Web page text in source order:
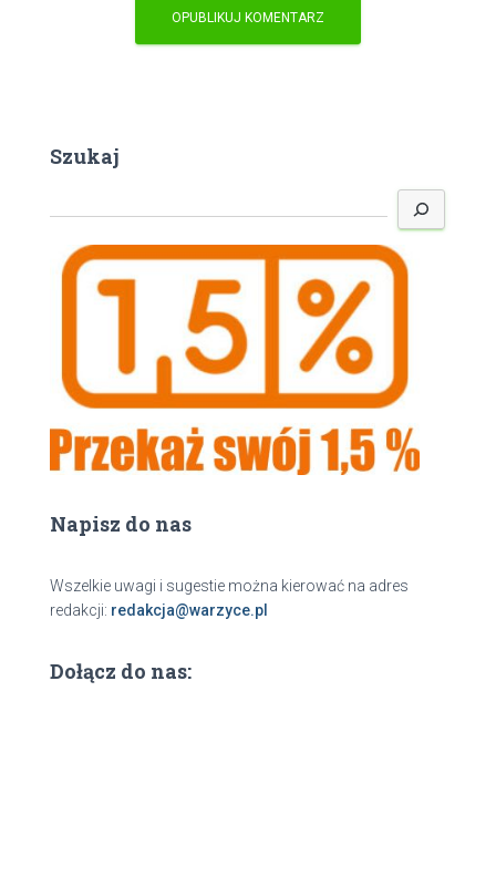
Szukaj
z
Napisz do nas
Wszelkie uwagi i sugestie można kierować na adres
redakcji: redakcja@warzyce.pl
Dołącz do nas: